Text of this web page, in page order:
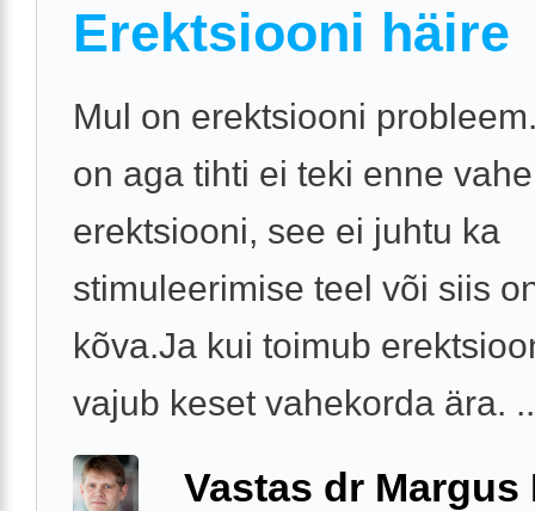
Erektsiooni häire
Mul on erektsiooni
on aga tihti ei teki enne
erektsiooni, see ei juhtu ka
stimuleerimise teel või siis
kõva.Ja kui toimub
vajub keset vahekorda ära.
Vastas dr Margus